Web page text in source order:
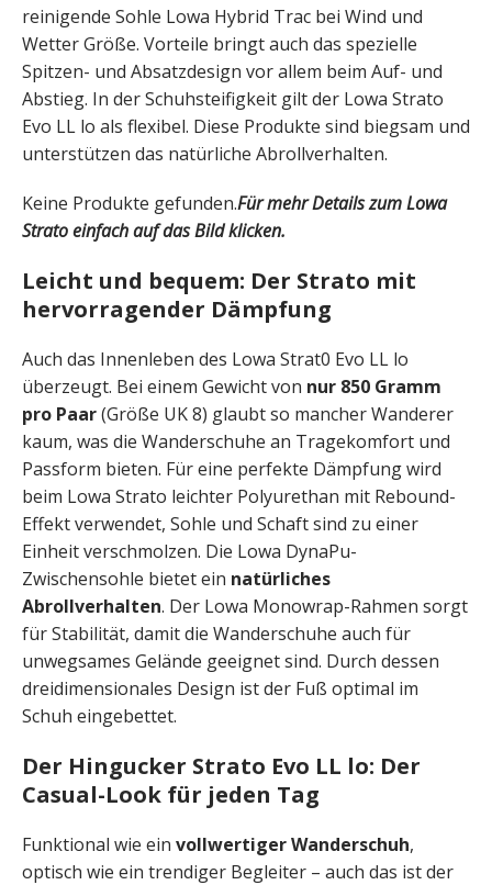
reinigende Sohle Lowa Hybrid Trac bei Wind und
Wetter Größe. Vorteile bringt auch das spezielle
Spitzen- und Absatzdesign vor allem beim Auf- und
Abstieg. In der Schuhsteifigkeit gilt der Lowa Strato
Evo LL lo als flexibel. Diese Produkte sind biegsam und
unterstützen das natürliche Abrollverhalten.
Keine Produkte gefunden.Für mehr Details zum Lowa
Strato einfach auf das Bild klicken.
Leicht und bequem: Der Strato mit
hervorragender Dämpfung
Auch das Innenleben des Lowa Strat0 Evo LL lo
überzeugt. Bei einem Gewicht von nur 850 Gramm
pro Paar(Größe UK 8) glaubt so mancher Wanderer
kaum, was die Wanderschuhe an Tragekomfort und
Passform bieten. Für eine perfekte Dämpfung wird
beim Lowa Strato leichter Polyurethan mit Rebound-
Effekt verwendet, Sohle und Schaft sind zu einer
Einheit verschmolzen. Die Lowa DynaPu-
Zwischensohle bietet ein natürliches
Abrollverhalten. Der Lowa Monowrap-Rahmen sorgt
für Stabilität, damit die Wanderschuhe auch für
unwegsames Gelände geeignet sind. Durch dessen
dreidimensionales Design ist der Fuß optimal im
Schuh eingebettet.
Der Hingucker Strato Evo LL lo: Der
Casual-Look für jeden Tag
Funktional wie ein vollwertiger Wanderschuh,
optisch wie ein trendiger Begleiter – auch das ist der